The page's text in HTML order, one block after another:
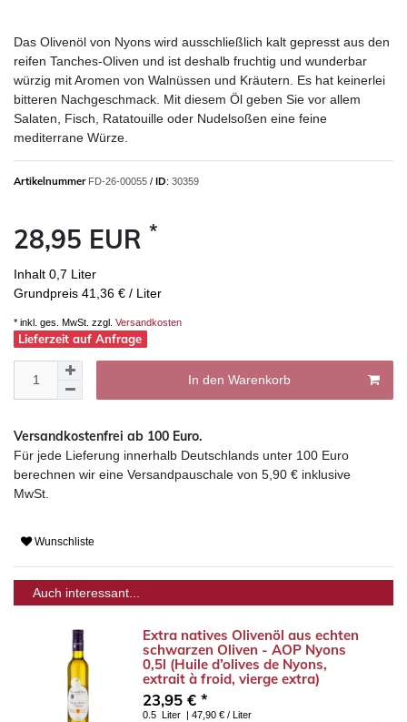
Das Olivenöl von Nyons wird ausschließlich kalt gepresst aus den
reifen Tanches-Oliven und ist deshalb fruchtig und wunderbar
würzig mit Aromen von Walnüssen und Kräutern. Es hat keinerlei
bitteren Nachgeschmack. Mit diesem Öl geben Sie vor allem
Salaten, Fisch, Ratatouille oder Nudelsoßen eine feine
mediterrane Würze.
Artikelnummer FD-26-00055 / ID: 30359
28,95 EUR *
Inhalt 0,7 Liter
Grundpreis 41,36 € / Liter
* inkl. ges. MwSt. zzgl. Versandkosten
Lieferzeit auf Anfrage
In den Warenkorb
Versandkostenfrei ab 100 Euro.
Für jede Lieferung innerhalb Deutschlands unter 100 Euro
berechnen wir eine Versandpauschale von 5,90 € inklusive
MwSt.
Wunschliste
Auch interessant...
Extra natives Olivenöl aus echten
schwarzen Oliven - AOP Nyons
0,5l (Huile d’olives de Nyons,
extrait à froid, vierge extra)
23,95 € *
0.5 Liter | 47,90 € / Liter